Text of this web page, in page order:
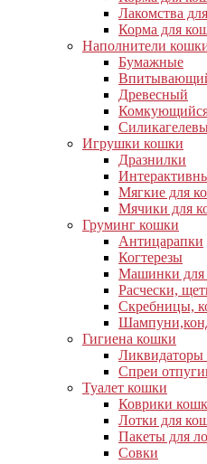
Лакомства
Корма для
Наполнители
Бумажные
Древесный
Игрушки кошки
Дразнилки
Мягкие для
Мячики для
Груминг кошки
Антицарапки
Когтерезы
Машинки для
Расчески,
Скребницы,
Гигиена кошки
Ликвидаторы
Спреи
Туалет кошки
Коврики
Лотки для
Пакеты для
Совки